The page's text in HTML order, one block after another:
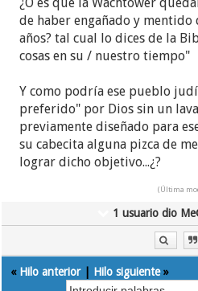
de haber engañado y mentido
años? tal cual lo dices de la
cosas en su / nuestro tiempo"
Y como podría ese pueblo
preferido" por Dios sin un
previamente diseñado para
su cabecita alguna pizca de
lograr dicho objetivo...¿?
(Última
1 usuario dio
« Hilo anterior| Hilo siguiente»